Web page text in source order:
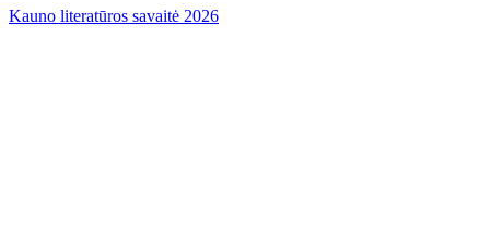
Kauno literatūros savaitė 2026